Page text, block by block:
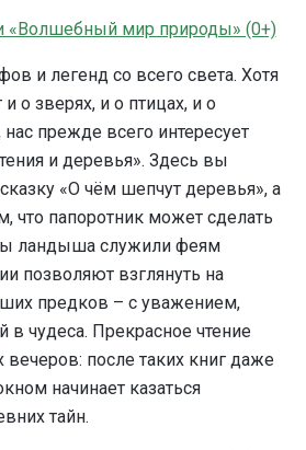
«Волшебный мир природы» (0+)
и легенд со всего света. Хотя
о зверях, и о птицах, и о
прежде всего интересует
и деревья». Здесь вы
«О чём шепчут деревья», а
что папоротник может сделать
ландыша служили феям
позволяют взглянуть на
предков – с уважением,
чудеса. Прекрасное чтение
после таких книг даже
начинает казаться
тайн.